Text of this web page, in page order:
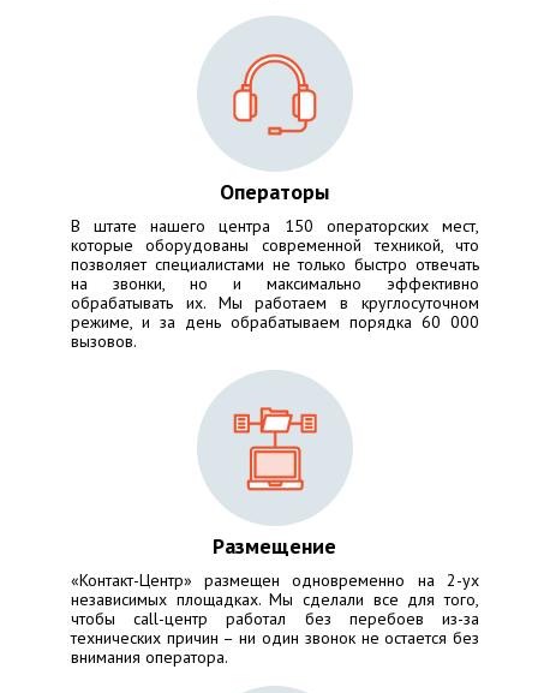
Операторы
В штате нашего центра 150 операторских мест,
которые оборудованы современной техникой, что
позволяет специалистами не только быстро отвечать
на звонки, но и максимально эффективно
обрабатывать их. Мы работаем в круглосуточном
режиме, и за день обрабатываем порядка 60 000
вызовов.
Размещение
«Контакт-Центр» размещен одновременно на 2-ух
независимых площадках. Мы сделали все для того,
чтобы call-центр работал без перебоев из-за
технических причин – ни один звонок не остается без
внимания оператора.